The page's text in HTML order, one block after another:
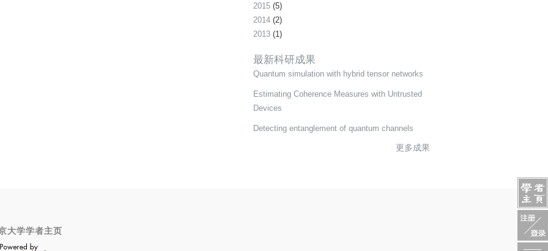
2015 (5)
2014 (2)
2013 (1)
最新科研成果
Quantum simulation with hybrid tensor networks
Estimating Coherence Measures with Untrusted
Devices
Detecting entanglement of quantum channels
更多成果
大学学者主页